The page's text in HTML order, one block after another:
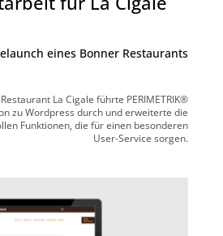
eines Bonner Restaurants
La Cigale führte PERIMETRIK®
zu Wordpress durch und erweiterte die
Funktionen, die für einen besonderen
User-Service sorgen.